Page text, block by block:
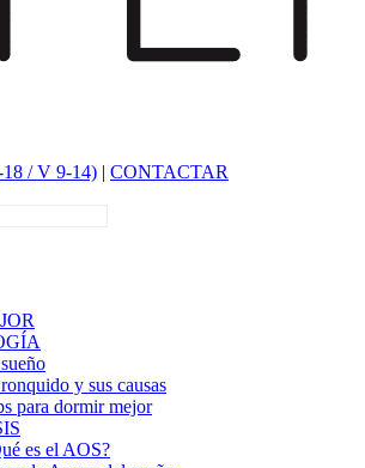
18 / V 9-14) | CONTACTAR
y sus causas
para dormir mejor
es el AOS?